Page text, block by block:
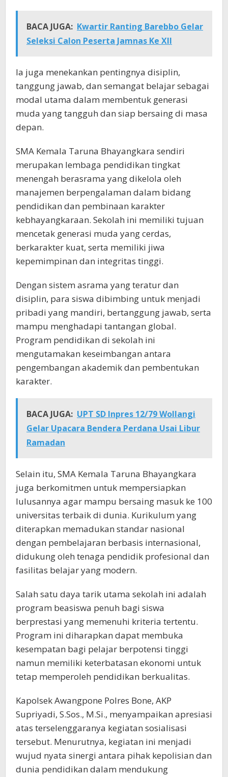
BACA JUGA: Kwartir Ranting Barebbo Gelar
Seleksi Calon Peserta Jamnas Ke XII
Ia juga menekankan pentingnya disiplin,
tanggung jawab, dan semangat belajar sebagai
modal utama dalam membentuk generasi
muda yang tangguh dan siap bersaing di masa
depan.
SMA Kemala Taruna Bhayangkara sendiri
merupakan lembaga pendidikan tingkat
menengah berasrama yang dikelola oleh
manajemen berpengalaman dalam bidang
pendidikan dan pembinaan karakter
kebhayangkaraan. Sekolah ini memiliki tujuan
mencetak generasi muda yang cerdas,
berkarakter kuat, serta memiliki jiwa
kepemimpinan dan integritas tinggi.
Dengan sistem asrama yang teratur dan
disiplin, para siswa dibimbing untuk menjadi
pribadi yang mandiri, bertanggung jawab, serta
mampu menghadapi tantangan global.
Program pendidikan di sekolah ini
mengutamakan keseimbangan antara
pengembangan akademik dan pembentukan
karakter.
BACA JUGA: UPT SD Inpres 12/79 Wollangi
Gelar Upacara Bendera Perdana Usai Libur
Ramadan
Selain itu, SMA Kemala Taruna Bhayangkara
juga berkomitmen untuk mempersiapkan
lulusannya agar mampu bersaing masuk ke 100
universitas terbaik di dunia. Kurikulum yang
diterapkan memadukan standar nasional
dengan pembelajaran berbasis internasional,
didukung oleh tenaga pendidik profesional dan
fasilitas belajar yang modern.
Salah satu daya tarik utama sekolah ini adalah
program beasiswa penuh bagi siswa
berprestasi yang memenuhi kriteria tertentu.
Program ini diharapkan dapat membuka
kesempatan bagi pelajar berpotensi tinggi
namun memiliki keterbatasan ekonomi untuk
tetap memperoleh pendidikan berkualitas.
Kapolsek Awangpone Polres Bone, AKP
Supriyadi, S.Sos., M.Si., menyampaikan apresiasi
atas terselenggaranya kegiatan sosialisasi
tersebut. Menurutnya, kegiatan ini menjadi
wujud nyata sinergi antara pihak kepolisian dan
dunia pendidikan dalam mendukung